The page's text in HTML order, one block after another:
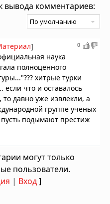
вывода комментариев:
0
]
наука
полноценного
хитрые турки
что и оставалось
то давно уже извлекли, а
группе ученых
пусть подымают престиж
могут только
пользователи.
| Вход]